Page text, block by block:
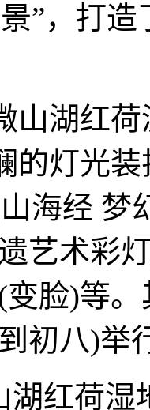
”，打
湖红荷
的灯光
海经 梦
艺术彩
脸)等
初八)举
湖红荷湿